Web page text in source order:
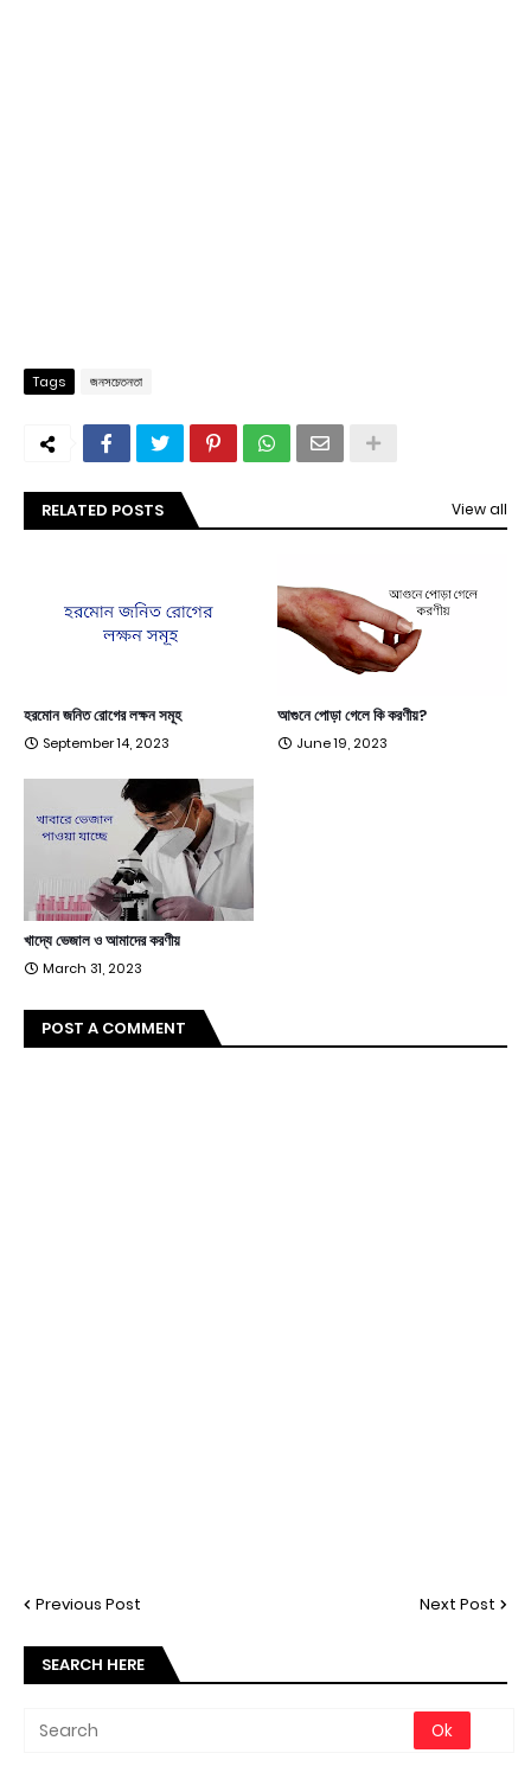
Tags জনসচেতনতা
RELATED POSTS View all
হরমোন জনিত রোগের লক্ষন সমূহ
September 14, 2023
আগুনে পোড়া গেলে কি করণীয়?
June 19, 2023
খাদ্যে ভেজাল ও আমাদের করণীয়
March 31, 2023
POST A COMMENT
Previous Post Next Post
SEARCH HERE